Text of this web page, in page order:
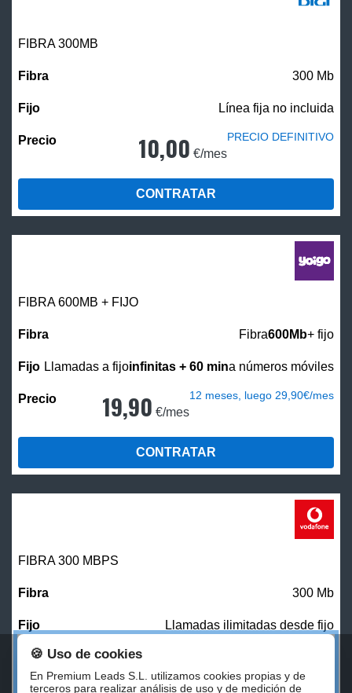
FIBRA 300MB
300 Mb
Línea fija no incluida
10,00 €/mes
PRECIO DEFINITIVO
CONTRATAR
FIBRA 600MB + FIJO
Fibra600Mb+ fijo
Llamadas a fijoinfinitas + 60 mina números móviles
19,90 €/mes
12 meses, luego 29,90€/mes
CONTRATAR
FIBRA 300 MBPS
300 Mb
Llamadas ilimitadas desde fijo
27,00 €/mes
🍪 Uso de cookies
En Premium Leads S.L. utilizamos cookies propias y de
terceros para realizar análisis de uso y de medición de